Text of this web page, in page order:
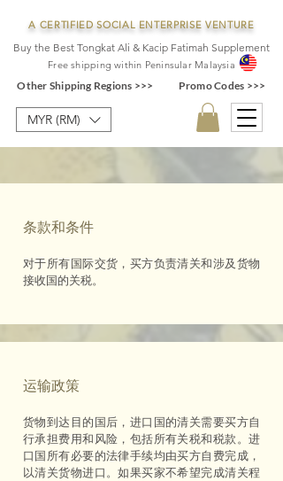
A CERTIFIED SOCIAL ENTERPRISE VENTURE
Buy the Best Tongkat Ali & Kacip Fatimah Supplement
Free shipping within Peninsular Ma laysia
Other Shipping Regions >>> Promo Codes >>>
MYR (RM)
条款和条件
对于所有国际交货，买方负责清关和涉及货物
接收国的关税。
运输政策
货物到达目的国后，进口国的清关需要买方自
行承担费用和风险，包括所有关税和税款。进
口国所有必要的法律手续均由买方自费完成，
以清关货物进口。如果买家不希望完成清关程